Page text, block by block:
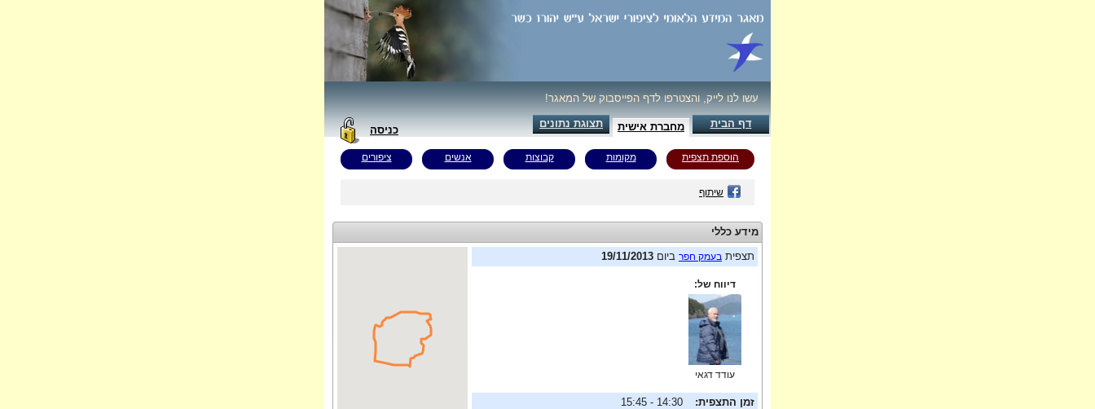
עשו לנו לייק, והצטרפו לדף הפייסבוק של המאגר!
דף הבית מחברת אישית תצוגת נתונים
כניסה
הוספת תצפית מקומות קבוצות אנשים ציפורים
שיתוף
מידע כללי
תצפית בעמק חפר ביום 19/11/2013
דיווח של:
עודד דגאי
זמן התצפית:
14:30 - 15:45